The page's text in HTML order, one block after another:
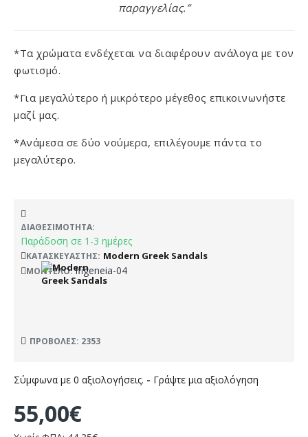
παραγγελίας.”
*Τα χρώματα ενδέχεται να διαφέρουν ανάλογα με τον
φωτισμό.
*Για μεγαλύτερο ή μικρότερο μέγεθος επικοινωνήστε
μαζί μας.
*Ανάμεσα σε δύο νούμερα, επιλέγουμε πάντα το
μεγαλύτερο.
ΔΙΑΘΕΣΙΜΌΤΗΤΑ:
Παράδοση σε 1-3 ημέρες
ΚΑΤΑΣΚΕΥΑΣΤΉΣ: Modern Greek Sandals
ΜΟΝΤΈΛΟ: ifigeneia-04
ΠΡΟΒΟΛΈΣ: 2353
Σύμφωνα με 0 αξιολογήσεις. - Γράψτε μια αξιολόγηση
55,00€